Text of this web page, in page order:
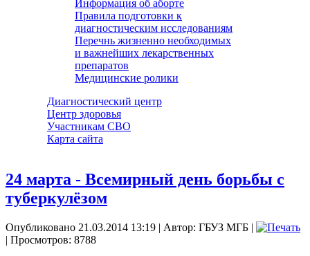
Информация об аборте
Правила подготовки к
диагностическим исследованиям
Перечнь жизненно необходимых
и важнейших лекарственных
препаратов
Медицинские ролики
Диагностический центр
Центр здоровья
Участникам СВО
Карта сайта
24 марта - Всемирный день борьбы с
туберкулёзом
Опубликовано 21.03.2014 13:19 | Автор: ГБУЗ МГБ |
| Просмотров: 8788